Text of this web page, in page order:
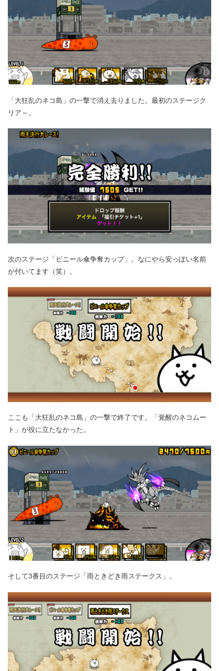
「大狂乱のネコ島」の一撃で消え去りました。最初のステージク
リア～。
次のステージ「ビニール傘争奪カップ」。なにやら安っぽい名前
が付いてます（笑）。
ここも「大狂乱のネコ島」の一撃で終了です。「覚醒のネコムー
ト」が役に立たなかった。
そして3番目のステージ「雨ときどき雨ステークス」。